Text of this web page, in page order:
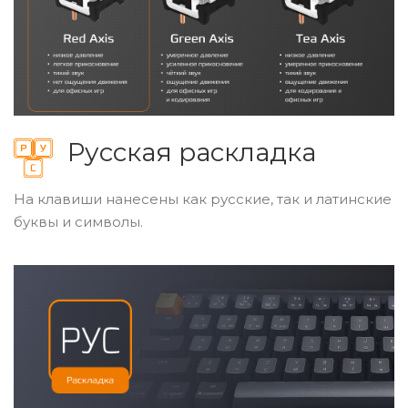
Русская раскладка
На клавиши нанесены как русские, так и латинские
буквы и символы.